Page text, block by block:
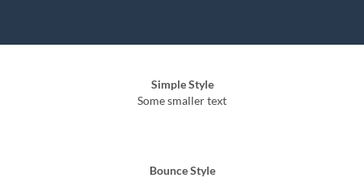
Simple Style
Some smaller text
Bounce Style